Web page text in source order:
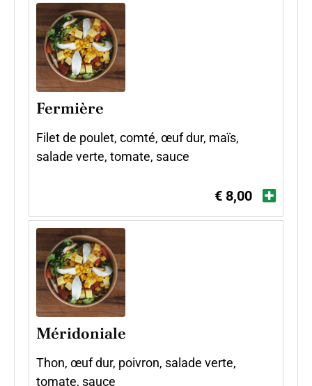
Fermière
Filet de poulet, comté, œuf dur, maïs,
salade verte, tomate, sauce
€ 8,00
Méridoniale
Thon, œuf dur, poivron, salade verte,
tomate, sauce